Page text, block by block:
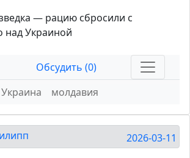
— рацию сбросили с
над Украиной
Обсудить (0)
Украина молдавия
2026-03-11